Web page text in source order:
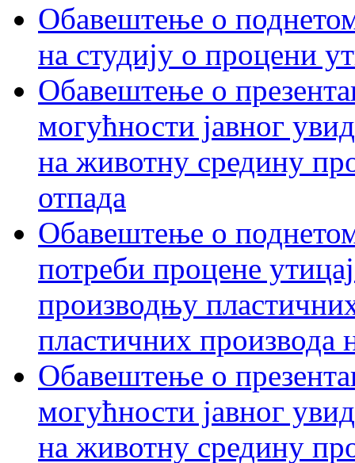
Обавештење о поднетом
на студију о процени
Обавештење о
могућности јавног
на животну средину
отпада
Обавештење о
потреби процене
производњу
пластичних производа
Обавештење о
могућности јавног
на животну средину